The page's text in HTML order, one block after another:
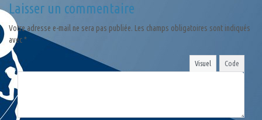
Laisser un commentaire
Votre adresse e-mail ne sera pas publiée. Les champs obligatoires sont indiqués
avec*
Visuel Code